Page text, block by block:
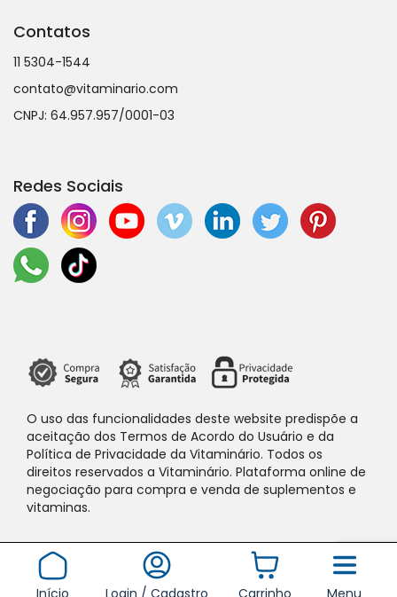
Contatos
11 5304-1544
contato@vitaminario.com
CNPJ: 64.957.957/0001-03
Redes Sociais
O uso das funcionalidades deste website predispõe a
aceitação dos Termos de Acordo do Usuário e da
Política de Privacidade da Vitaminário. Todos os
direitos reservados a Vitaminário. Plataforma online de
negociação para compra e venda de suplementos e
vitaminas.
Início Login / Cadastro Carrinho Menu